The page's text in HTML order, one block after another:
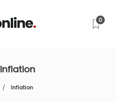
0
Inflation
Inflation